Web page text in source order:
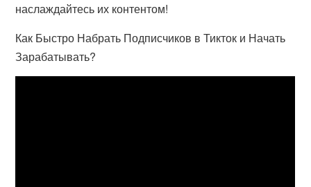
наслаждайтесь их контентом!
Как Быстро Набрать Подписчиков в Тикток и Начать
Зарабатывать?